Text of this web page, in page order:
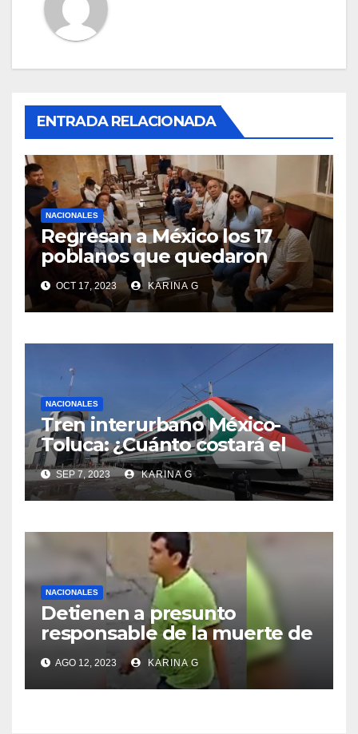
ENTRADA RELACIONADA
NACIONALES
Regresan a México los 17
poblanos que quedaron
atrapados en Israel
OCT 17, 2023 KARINA G
NACIONALES
Tren interurbano México-
Toluca: ¿Cuánto costará el
boleto?
SEP 7, 2023 KARINA G
NACIONALES
Detienen a presunto
responsable de la muerte de
Milagros Monserrat en
Guanajuato, México, dice el
gobernador
AGO 12, 2023 KARINA G